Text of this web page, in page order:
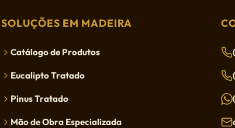
SOLUÇÕES EM MADEIRA
Catálogo de Produtos
Eucalipto Tratado
Pinus Tratado
Mão de Obra Especializada